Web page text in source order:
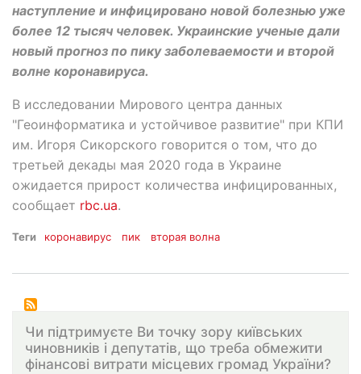
наступление и инфицировано новой болезнью уже
более 12 тысяч человек. Украинские ученые дали
новый прогноз по пику заболеваемости и второй
волне коронавируса.
В исследовании Мирового центра данных
"Геоинформатика и устойчивое развитие" при КПИ
им. Игоря Сикорского говорится о том, что до
третьей декады мая 2020 года в Украине
ожидается прирост количества инфицированных,
сообщает rbc.ua.
Теги коронавирус пик вторая волна
Чи підтримуєте Ви точку зору київських
чиновників і депутатів, що треба обмежити
фінансові витрати місцевих громад України?